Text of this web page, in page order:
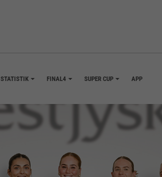
STATISTIK FINAL4 SUPER CUP APP